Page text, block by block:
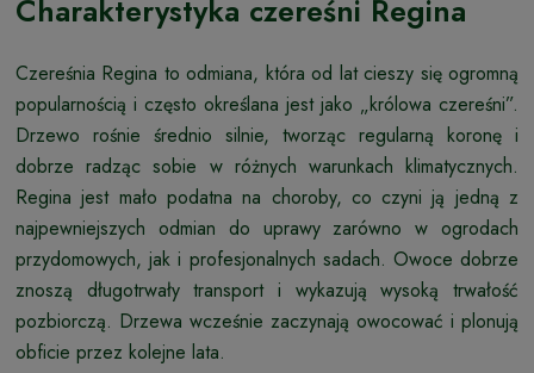
Charakterystyka czereśni Regina
Czereśnia Regina to odmiana, która od lat cieszy się ogromną
popularnością i często określana jest jako „królowa czereśni”.
Drzewo rośnie średnio silnie, tworząc regularną koronę i
dobrze radząc sobie w różnych warunkach klimatycznych.
Regina jest mało podatna na choroby, co czyni ją jedną z
najpewniejszych odmian do uprawy zarówno w ogrodach
przydomowych, jak i profesjonalnych sadach. Owoce dobrze
znoszą długotrwały transport i wykazują wysoką trwałość
pozbiorczą. Drzewa wcześnie zaczynają owocować i plonują
obficie przez kolejne lata.